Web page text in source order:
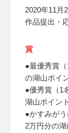
2020年11月
作品提出・
賞
●最優秀賞
の湖山ポイ
●優秀賞（1
湖山ポイント
●かすみが
2万円分の